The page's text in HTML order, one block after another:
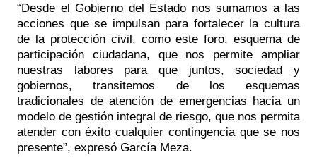
“Desde el Gobierno del Estado nos sumamos a las
acciones que se impulsan para fortalecer la cultura
de la protección civil, como este foro, esquema de
participación ciudadana, que nos permite ampliar
nuestras labores para que juntos, sociedad y
gobiernos, transitemos de los esquemas
tradicionales de atención de emergencias hacia un
modelo de gestión integral de riesgo, que nos permita
atender con éxito cualquier contingencia que se nos
presente”, expresó García Meza.